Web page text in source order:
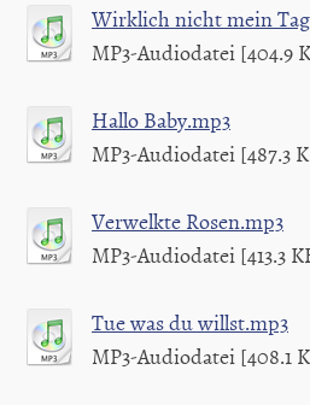
Wirklich nicht mein
MP3-Audiodatei [404.9
Hallo Baby.mp3
MP3-Audiodatei [487.3
Verwelkte Rosen.mp3
MP3-Audiodatei [413.3
Tue was du willst.mp3
MP3-Audiodatei [408.1